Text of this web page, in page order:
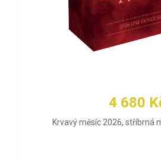
4 680
Krvavý měsíc 2026, stříbrná